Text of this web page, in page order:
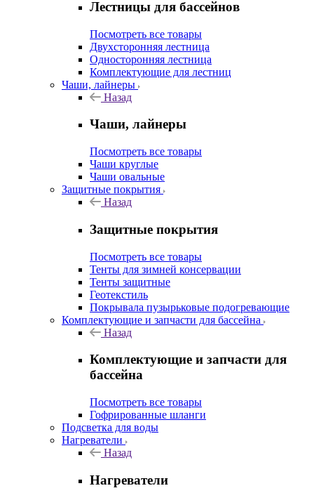
Лестницы для бассейнов
Посмотреть все товары
Двухсторонняя лестница
Односторонняя лестница
Комплектующие для лестниц
Чаши, лайнеры
Назад
Чаши, лайнеры
Посмотреть все товары
Чаши круглые
Чаши овальные
Защитные покрытия
Назад
Защитные покрытия
Посмотреть все товары
Тенты для зимней консервации
Тенты защитные
Геотекстиль
Покрывала пузырьковые подогревающие
Комплектующие и запчасти для бассейна
Назад
Комплектующие и запчасти для
бассейна
Посмотреть все товары
Гофрированные шланги
Подсветка для воды
Нагреватели
Назад
Нагреватели